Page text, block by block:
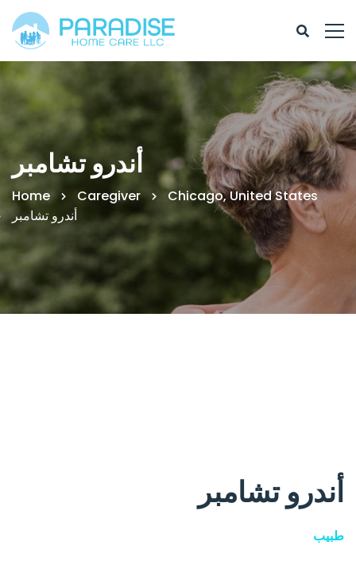
أندرو تشامبر
Home Caregiver
Chicago, United States
أندرو تشامبر
أندرو تشامبر
طبيب